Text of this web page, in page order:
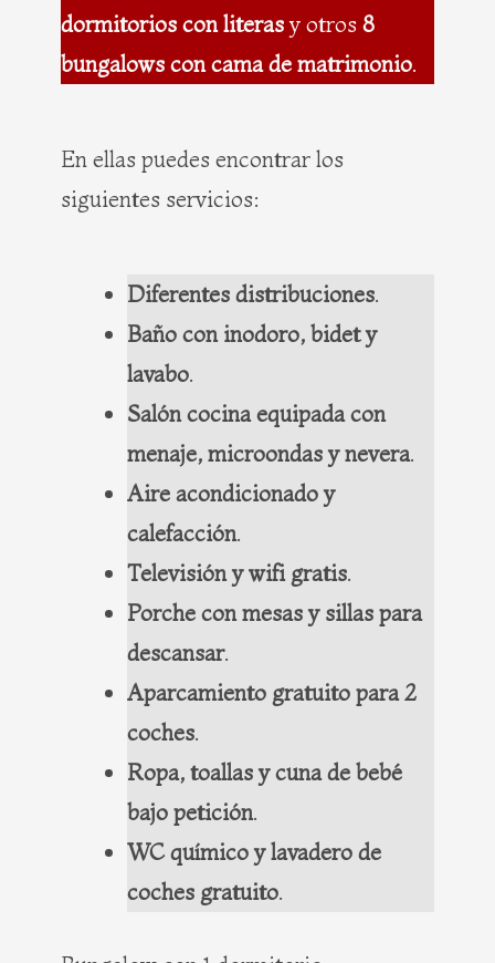
dormitorios con literasy otros 8
bungalows con cama de matrimonio.
En ellas puedes encontrar los
siguientes servicios:
Diferentes distribuciones.
Baño con inodoro, bidet y
lavabo.
Salón cocina equipada con
menaje, microondas y nevera.
Aire acondicionado y
calefacción.
Televisión y wifi gratis.
Porche con mesas y sillas para
descansar.
Aparcamiento gratuito para 2
coches.
Ropa, toallas y cuna de bebé
bajo petición.
WC químico y lavadero de
coches gratuito.